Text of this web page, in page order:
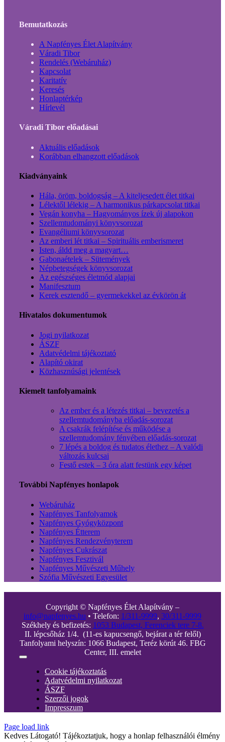
Bemutatkozás
A Napfényes Élet Alapítvány
Váradi Tibor
Rendelés (Webáruház)
Kapcsolat
Karitatív
Keresés
Honlaptérkép
Hírlevél
Váradi Tibor előadásai
Aktuális előadások
Korábban elhangzott előadások
Kiadványaink
Hála, öröm, boldogság – A kiteljesedett élet titkai
Lélektől lélekig – A harmonikus párkapcsolat titkai
Vegán konyha – Hagyományos ízek új alapokon
Szellemtudományi könyvsorozat
Evangéliumi könyvsorozat
Az emberi lét titkai – Spirituális emberismeret
Isten, áldd meg a magyart…
Gabonaételek – Sütemények
Népbetegségek könyvsorozat
Az egészséges életmód alapjai
Manifesztum
Kerek esztendő – gyermekekkel az évkörön át
Hivatalos dokumentumok
Jogi nyilatkozat
ÁSZF
Adatvédelmi tájékoztató
Alapító okirat
Közhasznúsági jelentések
Kiemelt tanfolyamaink
Az ember és a létezés titkai – bevezetés a
szellemtudományba előadás-sorozat
A csakrák felépítése és működése a
szellemtudomány fényében előadás-sorozat
7 lépés a boldog és tudatos élethez – A valódi
változás kulcsai
Festő estek – 3 óra alatt festünk egy képet
További Napfényes honlapok
Webáruház
Napfényes Tanfolyamok
Napfényes Gyógyközpont
Napfényes Étterem
Napfényes Rendezvényterem
Napfényes Cukrászat
Napfényes Fesztivál
Napfényes Művészeti Műhely
Szófia Művészeti Egyesület
Copyright © Napfényes Élet Alapítvány –
info@napfenyes.hu • Telefon: 1/311-9999, 30/311-9999
Székhely és befizetés: 1053 Budapest, Ferenciek tere 7-8.
II. lépcsőház 1/4. (11-es kapucsengő, bejárat a tér felől)
Tanfolyami helyszín: 1066 Budapest, Teréz körút 46. FBG
Center, III. emelet
Toggle
NavigationCookie tájékoztatás
Adatvédelmi nyilatkozat
ÁSZF
Szerzői jogok
Impresszum
Page load link
Kedves Látogató! Tájékoztatjuk, hogy a honlap felhasználói élmény